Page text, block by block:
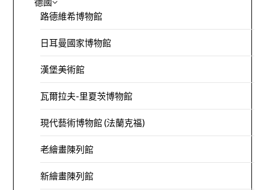
路德維希博物館
日耳曼國家博物館
漢堡美術館
瓦爾拉夫-里夏茨博物館
現代藝術博物館 (法蘭克福)
老繪畫陳列館
新繪畫陳列館